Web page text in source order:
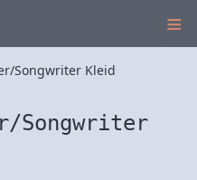
≡
Songwriter Kleid
Songwriter